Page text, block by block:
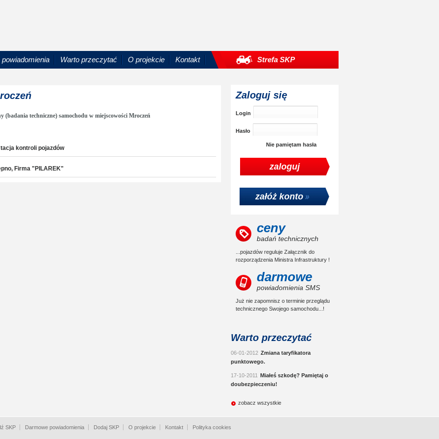
Warto przeczytać O projekcie Kontakt Strefa SKP
(badania techniczne) samochodu w miejscowości Mroczeń
kontroli pojazdów
Firma "PILAREK"
Zaloguj się
Login
Hasło
Nie pamiętam hasła
załóż konto
ceny
badań technicznych
...pojazdów reguluje Załącznik do
rozporządzenia Ministra Infrastruktury !
darmowe
powiadomienia SMS
Już nie zapomnisz o terminie przeglądu
technicznego Swojego samochodu...!
Warto przeczytać
06-01-2012 Zmiana taryfikatora
punktowego.
17-10-2011 Miałeś szkodę? Pamiętaj o
doubezpieczeniu!
zobacz wszystkie
SKP Darmowe powiadomienia Dodaj SKP O projekcie Kontakt Polityka cookies